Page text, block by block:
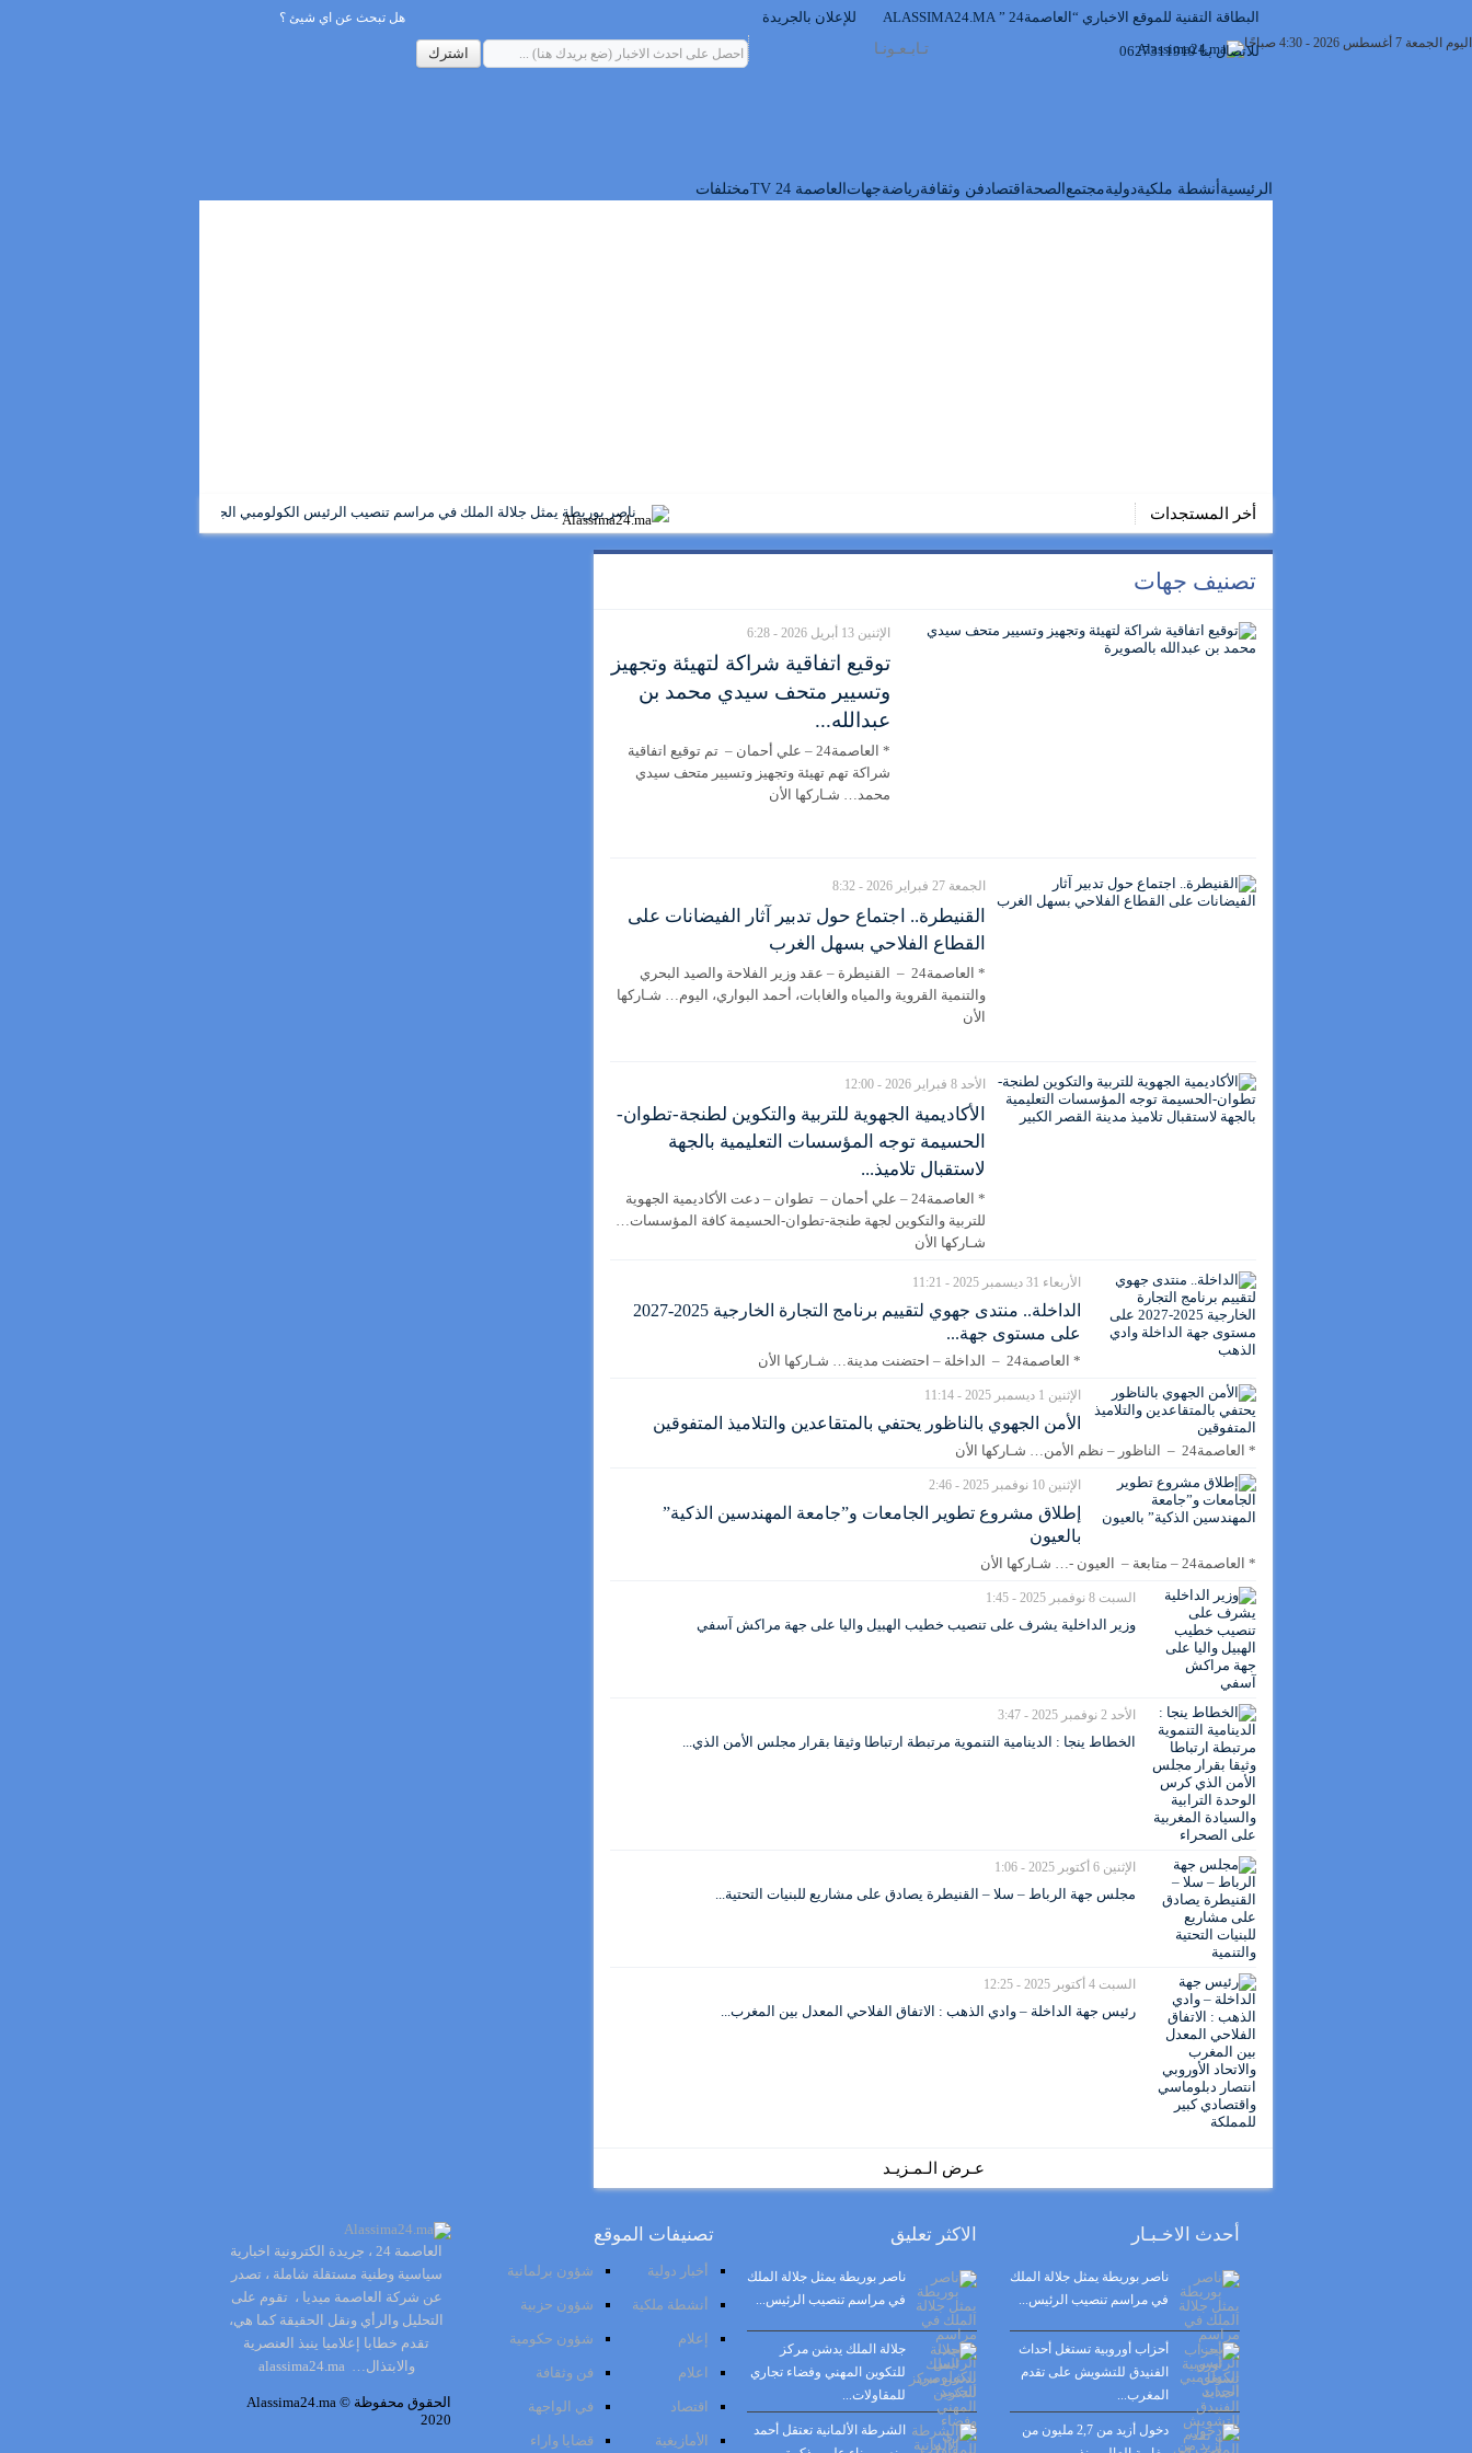
البطاقة التقنية للموقع الاخباري “العاصمة24 ” ALASSIMA24.MA للإعلان بالجريدة
للاتصال بنا 0627311919 اليوم الجمعة 7 أغسطس 2026 - 4:30 صباحًا تـابـعـونـا
الرئيسية أنشطة ملكيةدوليةمجتمع الصحة اقتصادفن وثقافةرياضةجهات العاصمة 24 TV مختلفات
أخر المستجدات ناصر بوريطة يمثل جلالة الملك في مراسم تنصيب الرئيس الكولومبي الجديد
تصنيف جهات
الإثنين 13 أبريل 2026 - 6:28
توقيع اتفاقية شراكة لتهيئة وتجهيز
وتسيير متحف سيدي محمد بن
عبدالله...
* العاصمة24 – علي أحمان – تم توقيع اتفاقية
شراكة تهم تهيئة وتجهيز وتسيير متحف سيدي
محمد… شـاركها الأن
الجمعة 27 فبراير 2026 - 8:32
القنيطرة.. اجتماع حول تدبير آثار الفيضانات على
القطاع الفلاحي بسهل الغرب
* العاصمة24 – القنيطرة – عقد وزير الفلاحة والصيد البحري
والتنمية القروية والمياه والغابات، أحمد البواري، اليوم… شـاركها
الأن
الأحد 8 فبراير 2026 - 12:00
الأكاديمية الجهوية للتربية والتكوين لطنجة-تطوان-
الحسيمة توجه المؤسسات التعليمية بالجهة
لاستقبال تلاميذ...
* العاصمة24 – علي أحمان – تطوان – دعت الأكاديمية الجهوية
للتربية والتكوين لجهة طنجة-تطوان-الحسيمة كافة المؤسسات…
شـاركها الأن
الأربعاء 31 ديسمبر 2025 - 11:21
الداخلة.. منتدى جهوي لتقييم برنامج التجارة الخارجية 2025-2027
على مستوى جهة...
* العاصمة24 – الداخلة – احتضنت مدينة… شـاركها الأن
الإثنين 1 ديسمبر 2025 - 11:14
الأمن الجهوي بالناظور يحتفي بالمتقاعدين والتلاميذ المتفوقين
* العاصمة24 – الناظور – نظم الأمن… شـاركها الأن
الإثنين 10 نوفمبر 2025 - 2:46
إطلاق مشروع تطوير الجامعات و”جامعة المهندسين الذكية”
بالعيون
* العاصمة24 – متابعة – العيون -… شـاركها الأن
السبت 8 نوفمبر 2025 - 1:45
وزير الداخلية يشرف على تنصيب خطيب الهبيل واليا على جهة مراكش آسفي
الأحد 2 نوفمبر 2025 - 3:47
الخطاط ينجا : الدينامية التنموية مرتبطة ارتباطا وثيقا بقرار مجلس الأمن الذي...
الإثنين 6 أكتوبر 2025 - 1:06
مجلس جهة الرباط – سلا – القنيطرة يصادق على مشاريع للبنيات التحتية...
السبت 4 أكتوبر 2025 - 12:25
رئيس جهة الداخلة – وادي الذهب : الاتفاق الفلاحي المعدل بين المغرب...
عـرض الـمـزيـد
أحدث الاخـبـار
ناصر بوريطة يمثل جلالة الملك
في مراسم تنصيب الرئيس...
أحزاب أوروبية تستغل أحداث
الفنيدق للتشويش على تقدم
المغرب...
دخول أزيد من 2,7 مليون من
الاكثر تعليق
ناصر بوريطة يمثل جلالة الملك
في مراسم تنصيب الرئيس...
جلالة الملك يدشن مركز
للتكوين المهني وفضاء تجاري
للمقاولات...
الشرطة الألمانية تعتقل أحمد
تصنيفات الموقع
أخبار دولية
أنشطة ملكية
إعلام
اعلام
اقتصاد
الأمازيغية
شؤون برلمانية
شؤون حزبية
شؤون حكومية
فن وثقافة
في الواجهة
قضايا واراء
العاصمة 24 ، جريدة الكترونية اخبارية
سياسية وطنية مستقلة شاملة ، تصدر
عن شركة العاصمة ميديا ، تقوم على
التحليل والرأي ونقل الحقيقة كما هي،
تقدم خطابا إعلاميا ينبذ العنصرية
والابتذال… alassima24.ma
الحقوق محفوظة Alassima24.ma ©
2020